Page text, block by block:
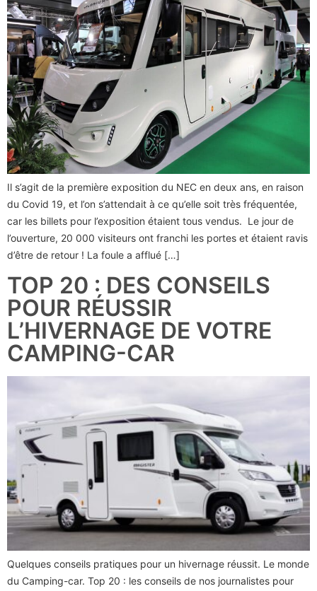
Il s’agit de la première exposition du NEC en deux ans, en raison
du Covid 19, et l’on s’attendait à ce qu’elle soit très fréquentée,
car les billets pour l’exposition étaient tous vendus. Le jour de
l’ouverture, 20 000 visiteurs ont franchi les portes et étaient ravis
d’être de retour ! La foule a afflué […]
TOP 20 : DES CONSEILS
POUR RÉUSSIR
L’HIVERNAGE DE VOTRE
CAMPING-CAR
Quelques conseils pratiques pour un hivernage réussit. Le monde
du Camping-car. Top 20 : les conseils de nos journalistes pour